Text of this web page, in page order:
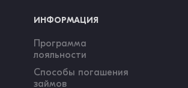
ИНФОРМАЦИЯ
Программа
лояльности
Способы погашения
займов